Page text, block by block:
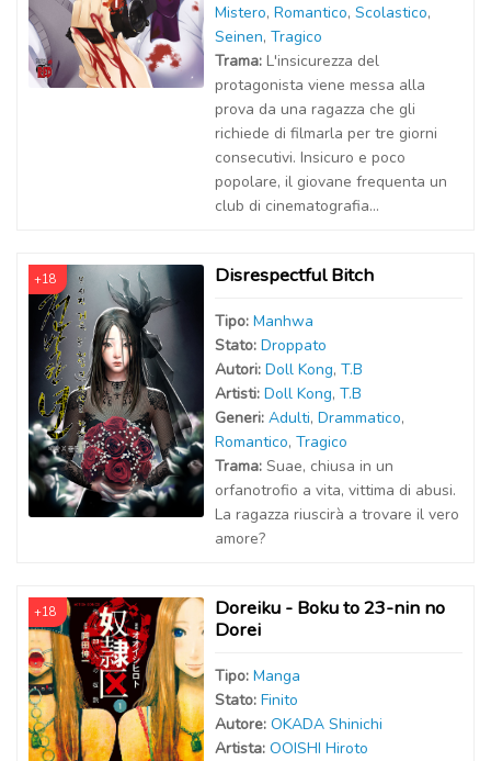
Mistero, Romantico, Scolastico,
Seinen, Tragico
Trama: L'insicurezza del
protagonista viene messa alla
prova da una ragazza che gli
richiede di filmarla per tre giorni
consecutivi. Insicuro e poco
popolare, il giovane frequenta un
club di cinematografia...
+18 Disrespectful Bitch
Tipo: Manhwa
Stato: Droppato
Autori: Doll Kong, T.B
Artisti: Doll Kong, T.B
Generi: Adulti, Drammatico,
Romantico, Tragico
Trama: Suae, chiusa in un
orfanotrofio a vita, vittima di abusi.
La ragazza riuscirà a trovare il vero
amore?
+18
Doreiku - Boku to 23-nin no
Dorei
Tipo: Manga
Stato: Finito
Autore: OKADA Shinichi
Artista: OOISHI Hiroto